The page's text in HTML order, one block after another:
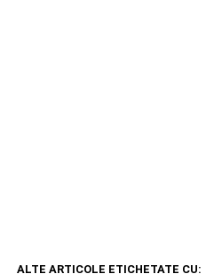
ALTE ARTICOLE ETICHETATE CU: